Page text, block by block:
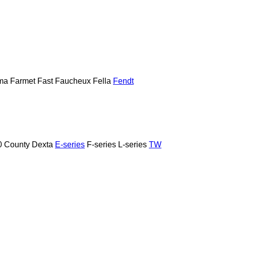
Farmet Fast Faucheux Fella Fendt
County Dexta E-series F-series L-series TW